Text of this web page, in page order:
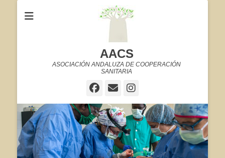
AACS
ASOCIACIÓN ANDALUZA DE COOPERACIÓN
SANITARIA
Facebook
Correo
Instagram